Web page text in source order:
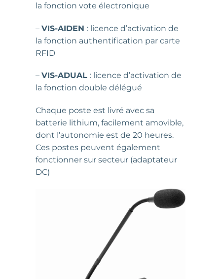
la fonction vote électronique
– VIS-AIDEN : licence d’activation de
la fonction authentification par carte
RFID
– VIS-ADUAL : licence d’activation de
la fonction double délégué
Chaque poste est livré avec sa
batterie lithium, facilement amovible,
dont l’autonomie est de 20 heures.
Ces postes peuvent également
fonctionner sur secteur (adaptateur
DC)